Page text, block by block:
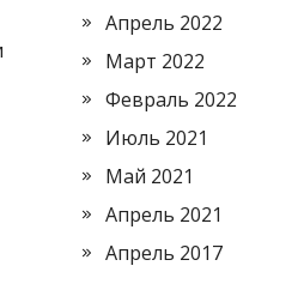
Апрель 2022
Март 2022
Февраль 2022
Июль 2021
Май 2021
Апрель 2021
Апрель 2017